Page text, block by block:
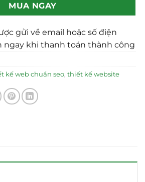
MUA NGAY
gửi về email hoặc số điện
ngay khi thanh toán thành công
kế web chuẩn seo,thiết kế website